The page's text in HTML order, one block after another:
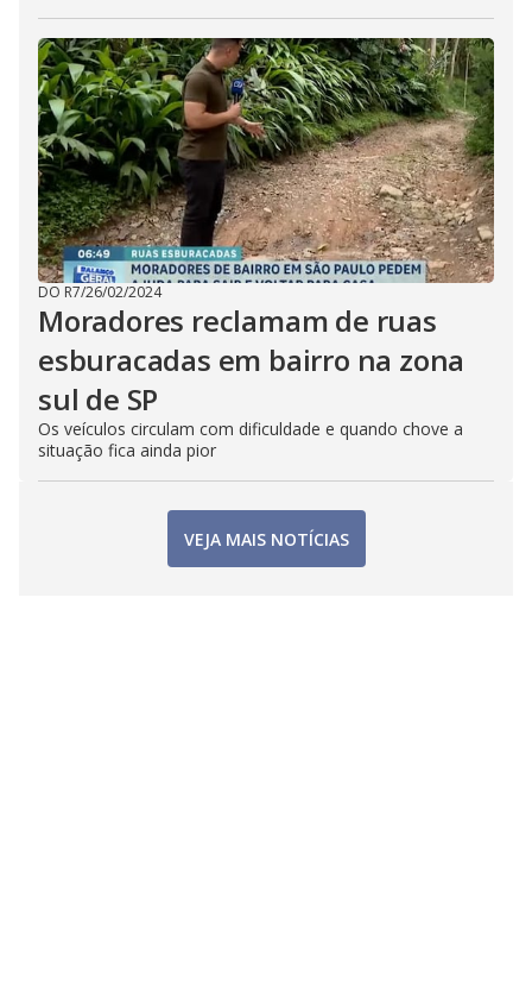
DO R7/26/02/2024
Moradores reclamam de ruas
esburacadas em bairro na zona
sul de SP
Os veículos circulam com dificuldade e quando chove a
situação fica ainda pior
VEJA MAIS NOTÍCIAS